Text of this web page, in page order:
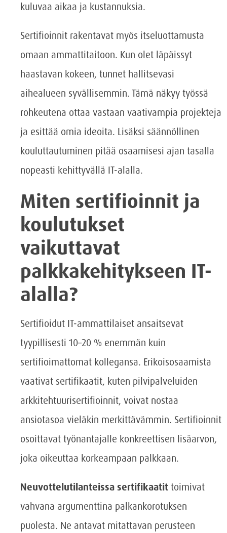
kuluvaa aikaa ja kustannuksia.
Sertifioinnit rakentavat myös itseluottamusta
omaan ammattitaitoon. Kun olet läpäissyt
haastavan kokeen, tunnet hallitsevasi
aihealueen syvällisemmin. Tämä näkyy työssä
rohkeutena ottaa vastaan vaativampia projekteja
ja esittää omia ideoita. Lisäksi säännöllinen
kouluttautuminen pitää osaamisesi ajan tasalla
nopeasti kehittyvällä IT-alalla.
Miten sertifioinnit ja
koulutukset
vaikuttavat
palkkakehitykseen IT-
alalla?
Sertifioidut IT-ammattilaiset ansaitsevat
tyypillisesti 10–20 % enemmän kuin
sertifioimattomat kollegansa. Erikoisosaamista
vaativat sertifikaatit, kuten pilvipalveluiden
arkkitehtuurisertifioinnit, voivat nostaa
ansiotasoa vieläkin merkittävämmin. Sertifioinnit
osoittavat työnantajalle konkreettisen lisäarvon,
joka oikeuttaa korkeampaan palkkaan.
Neuvottelutilanteissa sertifikaatit toimivat
vahvana argumenttina palkankorotuksen
puolesta. Ne antavat mitattavan perusteen